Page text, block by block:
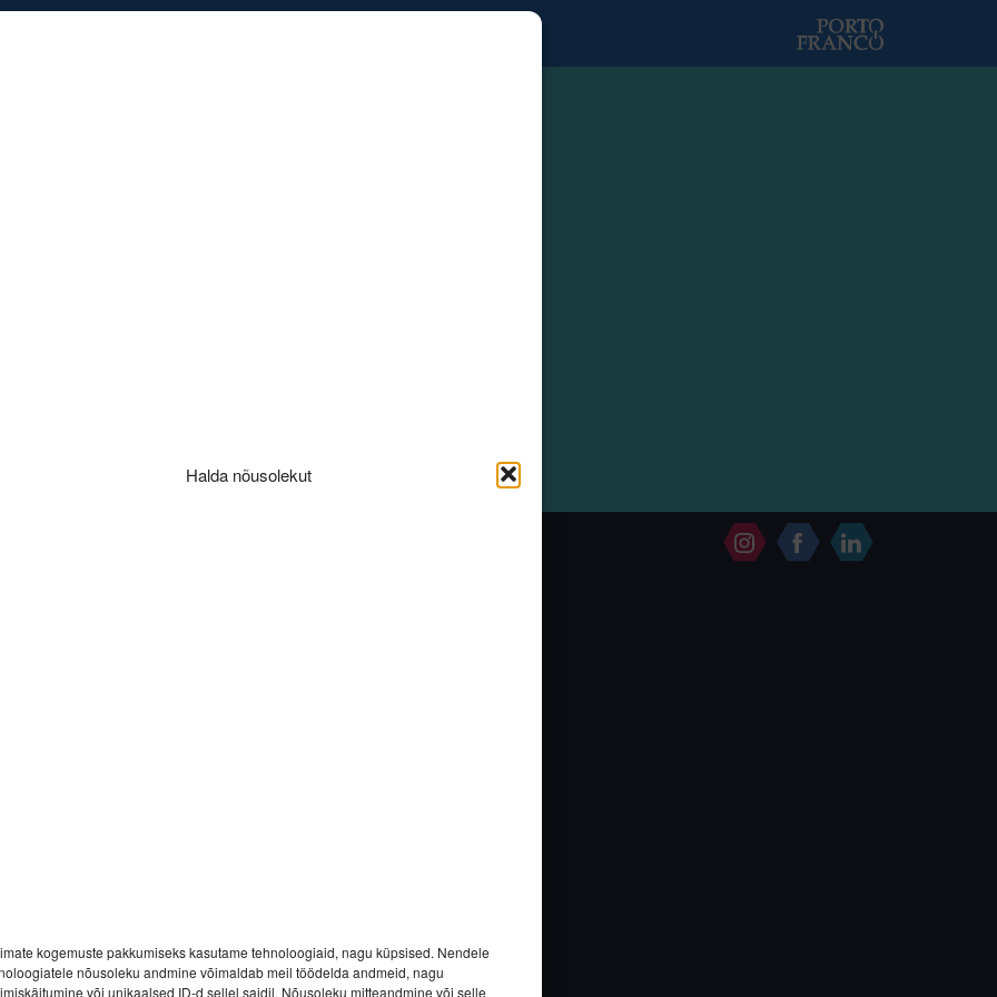
Halda nõusolekut
kogemuste pakkumiseks kasutame tehnoloogiaid, nagu küpsised. Nendele
nõusoleku andmine võimaldab meil töödelda andmeid, nagu
või unikaalsed ID-d sellel saidil. Nõusoleku mitteandmine või selle